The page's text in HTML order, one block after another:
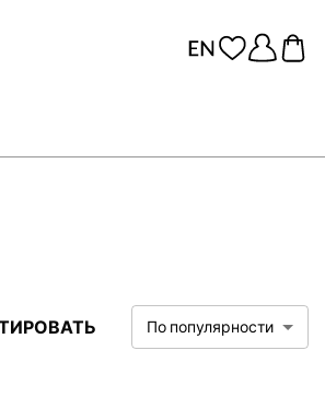
По популярности